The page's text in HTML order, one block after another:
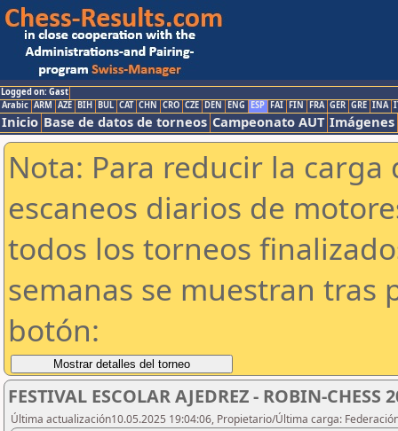
Logged on: Gast
Arabic ARM AZE BIH BUL CAT CHN CRO CZE DEN ENG ESP FAI FIN FRA GER GRE INA
Inicio Base de datos de torneos Campeonato AUT Imágenes
Nota: Para reducir la
escaneos diarios de
todos los torneos
semanas se muestran tras
botón:
FESTIVAL ESCOLAR AJEDREZ - ROBIN-CHESS
Última actualización10.05.2025 19:04:06, Propietario/Última carga: